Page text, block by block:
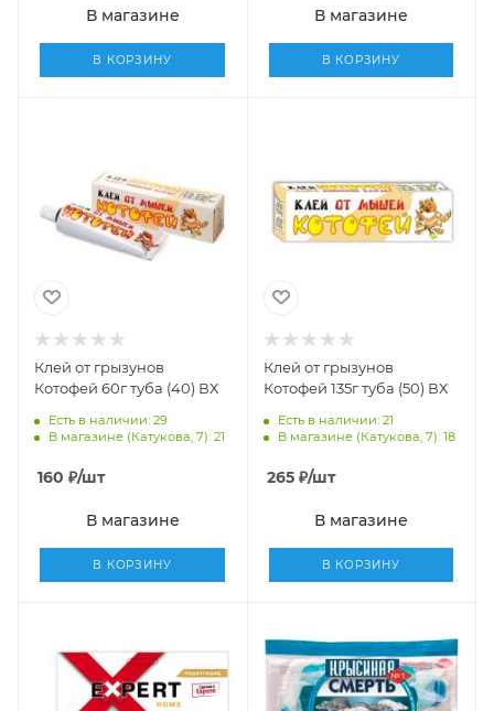
В магазине
В КОРЗИНУ
В магазине
В КОРЗИНУ
Клей от грызунов
Котофей 60г туба (40) ВХ
Есть в наличии: 29
В магазине (Катукова, 7): 21
160 ₽/шт
В магазине
В КОРЗИНУ
Клей от грызунов
Котофей 135г туба (50) ВХ
Есть в наличии: 21
В магазине (Катукова, 7): 18
265₽/шт
В магазине
В КОРЗИНУ